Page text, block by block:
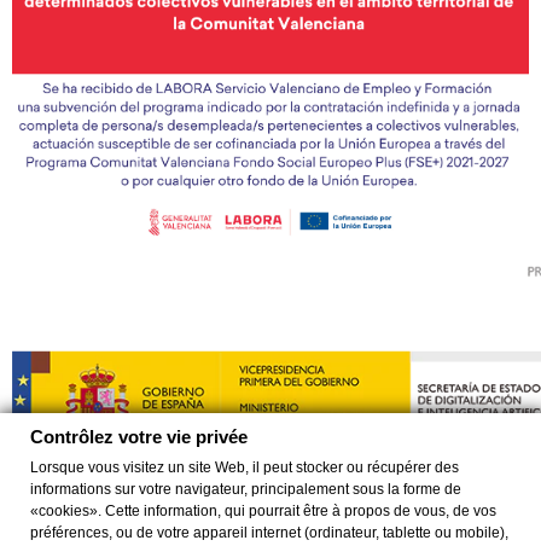
Contrôlez votre vie privée
Lorsque vous visitez un site Web, il peut stocker ou récupérer des
informations sur votre navigateur, principalement sous la forme de
«cookies». Cette information, qui pourrait être à propos de vous, de vos
préférences, ou de votre appareil internet (ordinateur, tablette ou mobile),